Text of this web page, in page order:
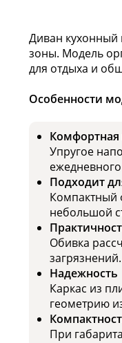
Диван кухонный
зоны. Модель
для отдыха и
Особенности
Комфортная
Упругое
Подходит
Компактный
небольшой
Обивка
загрязнений.
Надежность
Каркас из
геометрию
При